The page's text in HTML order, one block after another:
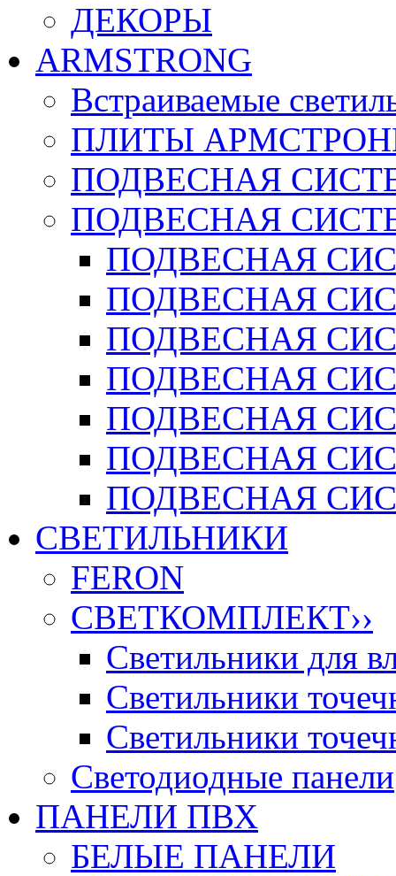
ДЕКОРЫ
ARMSTRONG
Встраиваемые
ПЛИТЫ
ПОДВЕСНАЯ
ПОДВЕСНАЯ
ПОДВЕСНАЯ
ПОДВЕСНАЯ
ПОДВЕСНАЯ
ПОДВЕСНАЯ
ПОДВЕСНАЯ
ПОДВЕСНАЯ
ПОДВЕСНАЯ
СВЕТИЛЬНИКИ
FERON
СВЕТКОМПЛЕКТ››
Светильники для
Светильники
Светильники
Светодиодные панели
ПАНЕЛИ ПВХ
БЕЛЫЕ ПАНЕЛИ